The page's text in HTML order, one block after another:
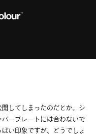
してしまったのだとか。シ
ープレートには合わないで
い印象ですが、どうでしょ